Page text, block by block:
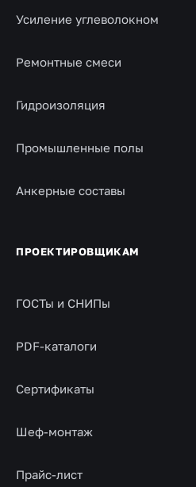
Усиление углеволокном
Ремонтные смеси
Гидроизоляция
Промышленные полы
Анкерные составы
ПРОЕКТИРОВЩИКАМ
ГОСТы и СНИПы
PDF-каталоги
Сертификаты
Шеф-монтаж
Прайс-лист